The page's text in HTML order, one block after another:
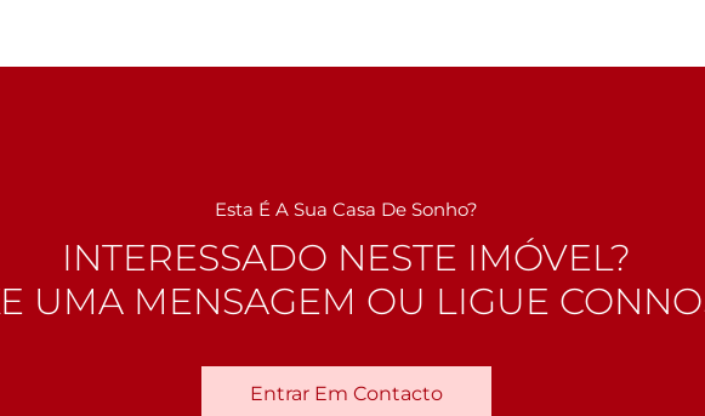
Esta É A Sua Casa De Sonho?
INTERESSADO NESTE IMÓVEL?
UMA MENSAGEM OU LIGUE
Entrar Em Contacto